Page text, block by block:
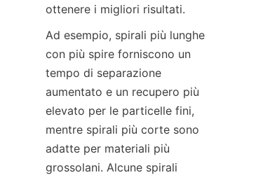
Ad esempio, spirali più lunghe
con più spire forniscono un
tempo di separazione
aumentato e un recupero più
elevato per le particelle fini,
mentre spirali più corte sono
adatte per materiali più
grossolani. Alcune spirali